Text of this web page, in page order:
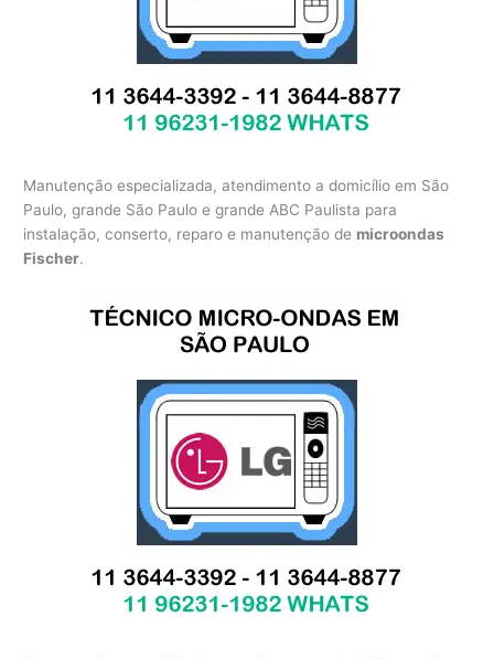
Manutenção especializada, atendimento a domicílio em São
Paulo, grande São Paulo e grande ABC Paulista para
instalação, conserto, reparo e manutenção de microondas
Fischer.